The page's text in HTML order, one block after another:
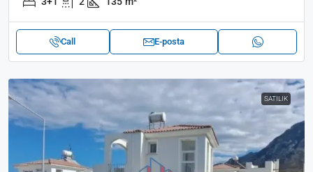
Call E-posta
SATILIK